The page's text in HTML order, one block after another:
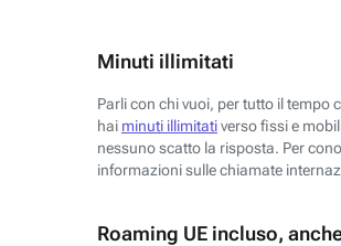
Minuti illimitati
Parli con chi vuoi, per tutto il tempo
hai minuti illimitativerso fissi e
nessuno scatto la risposta. Per
informazioni sulle chiamate
Roaming UE incluso,